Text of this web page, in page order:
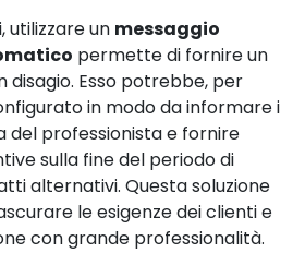
utilizzare un messaggio
permette di fornire un
disagio. Esso potrebbe, per
in modo da informare i
del professionista e fornire
sulla fine del periodo di
alternativi. Questa soluzione
le esigenze dei clienti e
con grande professionalità.